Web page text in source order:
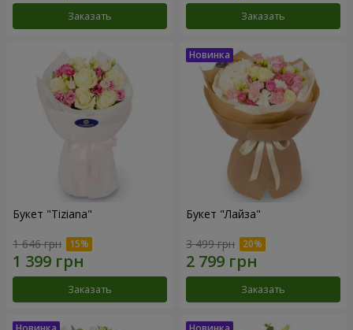
Заказать Заказать
Букет "Tiziana"
1 646 грн
Заказать
Букет "Лайза"
3 499 грн
Заказать